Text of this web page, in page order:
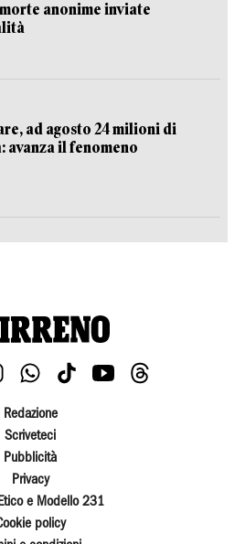
anonime inviate
ad agosto 24 milioni di
avanza il fenomeno
Redazione
Scriveteci
Pubblicità
Privacy
e Modello 231
policy